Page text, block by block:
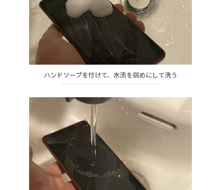
ハンドソープを付けて、水流を弱めにして洗う